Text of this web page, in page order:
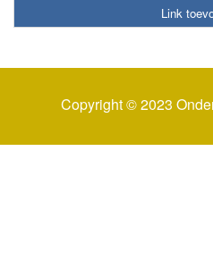
Link
Copyright © 2023